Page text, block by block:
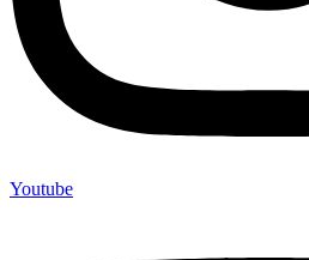
Youtube